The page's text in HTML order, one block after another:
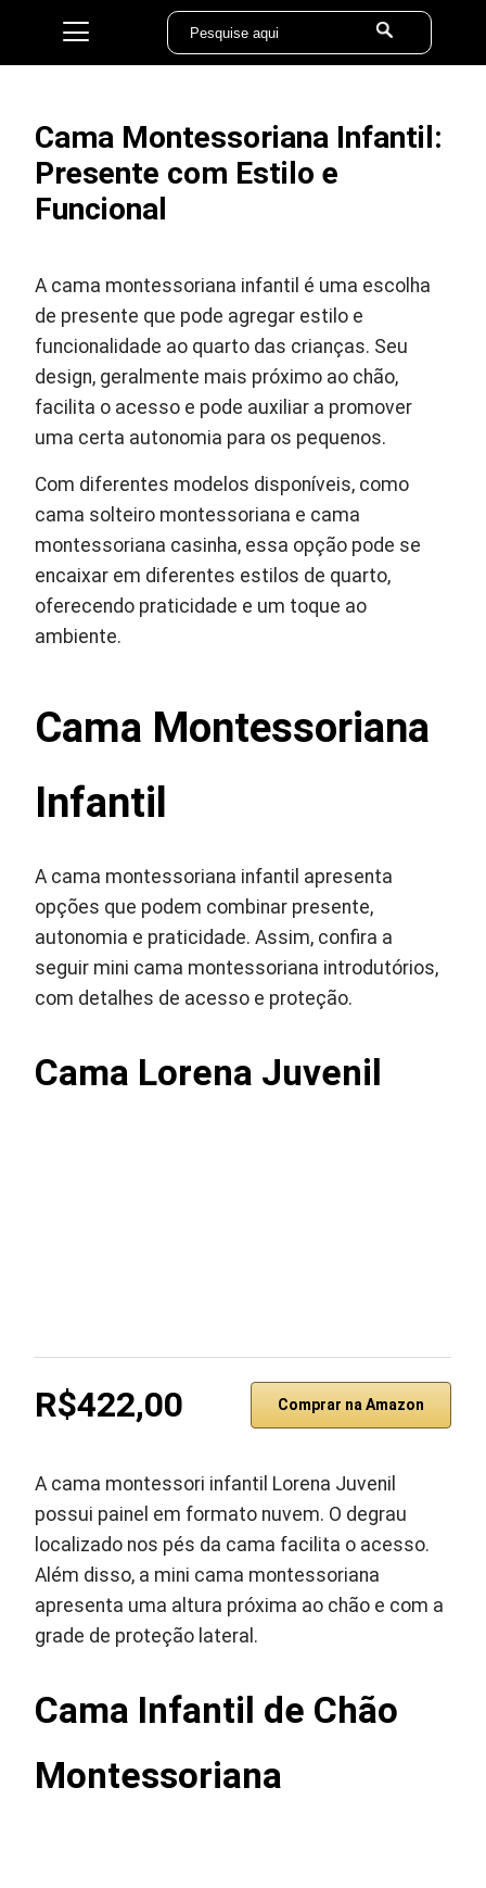
Cama Montessoriana Infantil:
Presente com Estilo e
Funcional
A cama montessoriana infantil é uma escolha
de presente que pode agregar estilo e
funcionalidade ao quarto das crianças. Seu
design, geralmente mais próximo ao chão,
facilita o acesso e pode auxiliar a promover
uma certa autonomia para os pequenos.
Com diferentes modelos disponíveis, como
cama solteiro montessoriana e cama
montessoriana casinha, essa opção pode se
encaixar em diferentes estilos de quarto,
oferecendo praticidade e um toque ao
ambiente.
Cama Montessoriana
Infantil
A cama montessoriana infantil apresenta
opções que podem combinar presente,
autonomia e praticidade. Assim, confira a
seguir mini cama montessoriana introdutórios,
com detalhes de acesso e proteção.
Cama Lorena Juvenil
R$422,00 Comprar na Amazon
A cama montessori infantil Lorena Juvenil
possui painel em formato nuvem. O degrau
localizado nos pés da cama facilita o acesso.
Além disso, a mini cama montessoriana
apresenta uma altura próxima ao chão e com a
grade de proteção lateral.
Cama Infantil de Chão
Montessoriana